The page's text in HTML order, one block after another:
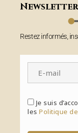
Restez informés,
Je suis
lesPolitique